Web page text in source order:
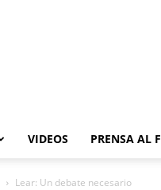
VIDEOS PRENSA AL
Lear: Un debate necesario